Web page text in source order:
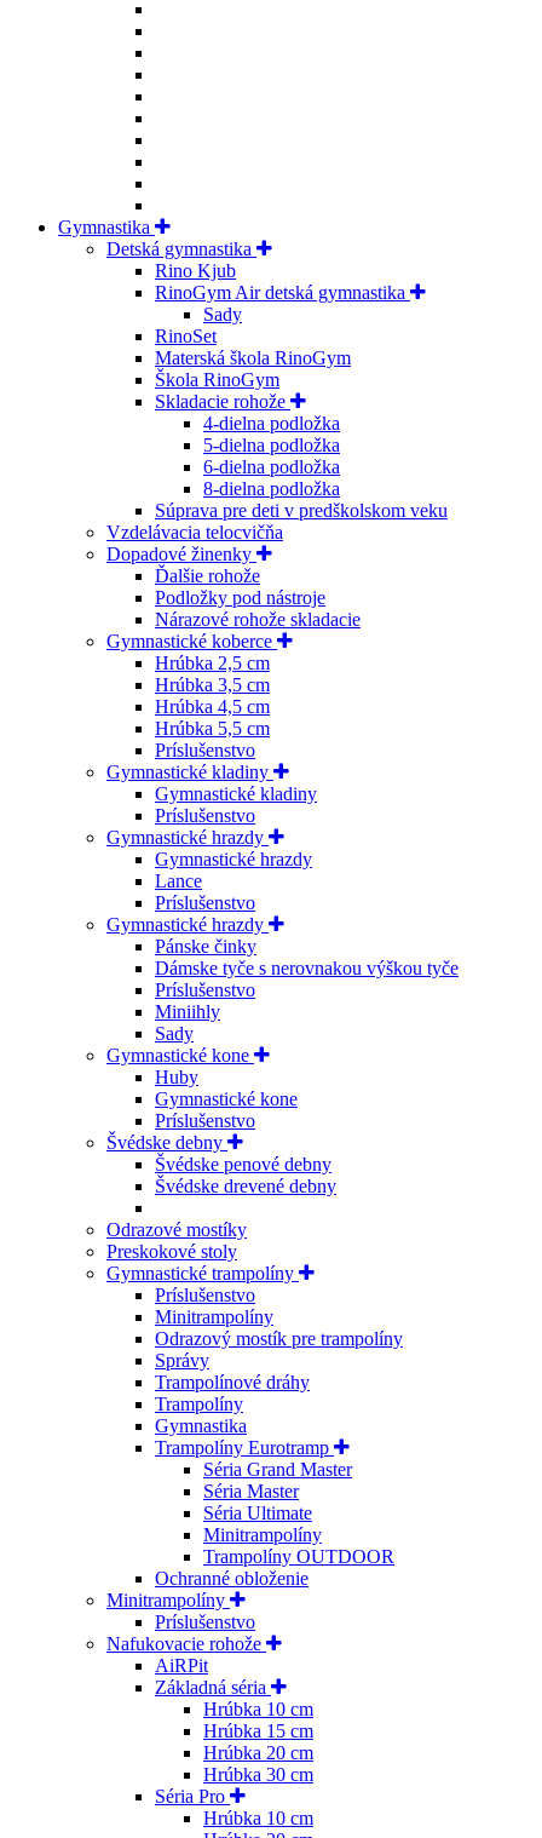
Gymnastika
Detská gymnastika
Rino Kjub
RinoGym Air detská gymnastika
Sady
RinoSet
Materská škola RinoGym
Škola RinoGym
Skladacie rohože
4-dielna podložka
5-dielna podložka
6-dielna podložka
8-dielna podložka
Súprava pre deti v predškolskom veku
Vzdelávacia telocvičňa
Dopadové žinenky
Ďalšie rohože
Podložky pod nástroje
Nárazové rohože skladacie
Gymnastické koberce
Hrúbka 2,5 cm
Hrúbka 3,5 cm
Hrúbka 4,5 cm
Hrúbka 5,5 cm
Príslušenstvo
Gymnastické kladiny
Gymnastické kladiny
Príslušenstvo
Gymnastické hrazdy
Gymnastické hrazdy
Lance
Príslušenstvo
Gymnastické hrazdy
Pánske činky
Dámske tyče s nerovnakou výškou tyče
Príslušenstvo
Miniihly
Sady
Gymnastické kone
Huby
Gymnastické kone
Príslušenstvo
Švédske debny
Švédske penové debny
Švédske drevené debny
Odrazové mostíky
Preskokové stoly
Gymnastické trampolíny
Príslušenstvo
Minitrampolíny
Odrazový mostík pre trampolíny
Správy
Trampolínové dráhy
Trampolíny
Gymnastika
Trampolíny Eurotramp
Séria Grand Master
Séria Master
Séria Ultimate
Minitrampolíny
Trampolíny OUTDOOR
Ochranné obloženie
Minitrampolíny
Príslušenstvo
Nafukovacie rohože
AiRPit
Základná séria
Hrúbka 10 cm
Hrúbka 15 cm
Hrúbka 20 cm
Hrúbka 30 cm
Séria Pro
Hrúbka 10 cm